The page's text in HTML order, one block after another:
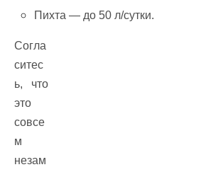
Пихта — до 50 л/сутки.
Согла
ситес
ь, что
это
совсе
м
незам